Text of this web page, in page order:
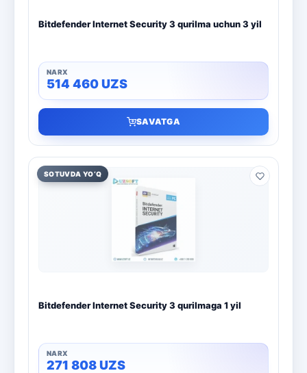
Bitdefender Internet Security 3 qurilma uchun 3 yil
514 460UZS
SAVATGA
SOTUVDA YO‘Q
Bitdefender Internet Security 3 qurilmaga 1 yil
271 808UZS